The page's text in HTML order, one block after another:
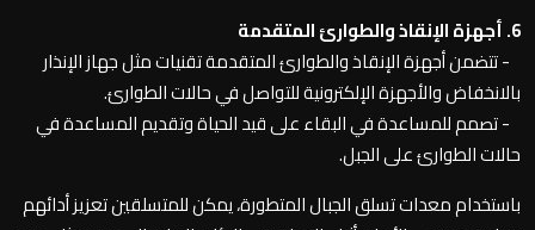
6. أجهزة الإنقاذ والطوارئ المتقدمة
- تتضمن أجهزة الإنقاذ والطوارئ المتقدمة تقنيات مثل جهاز الإنذار
بالانخفاض والأجهزة الإلكترونية للتواصل في حالات الطوارئ.
- تصمم للمساعدة في البقاء على قيد الحياة وتقديم المساعدة في
حالات الطوارئ على الجبل.
باستخدام معدات تسلق الجبال المتطورة، يمكن للمتسلقين تعزيز أدائهم